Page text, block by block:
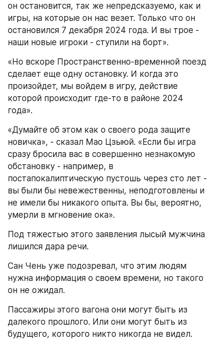
он остановится, так же непредсказуемо, как и
игры, на которые он нас везет. Только что он
остановился 7 декабря 2024 года. И вы трое -
наши новые игроки - ступили на борт».
«Но вскоре Пространственно-временной поезд
сделает еще одну остановку. И когда это
произойдет, мы войдем в игру, действие
которой происходит где-то в районе 2024
года».
«Думайте об этом как о своего рода защите
новичка», - сказал Мао Цзыюй. «Если бы игра
сразу бросила вас в совершенно незнакомую
обстановку - например, в
постапокалиптическую пустошь через сто лет -
вы были бы невежественны, неподготовлены и
не имели бы никакого опыта. Вы бы, вероятно,
умерли в мгновение ока».
Под тяжестью этого заявления лысый мужчина
лишился дара речи.
Сан Чень уже подозревал, что этим людям
нужна информация о своем времени, но такого
он не ожидал.
Пассажиры этого вагона они могут быть из
далекого прошлого. Или они могут быть из
будущего, которого никто никогда не видел.